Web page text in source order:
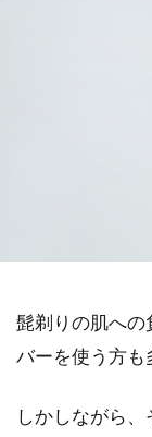
髭剃りの肌への
バーを使う方も
しかしながら